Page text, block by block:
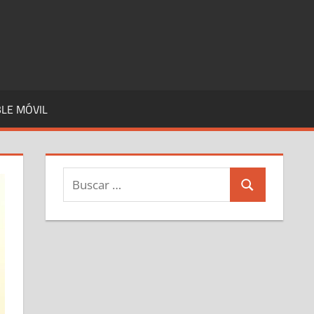
MÓVIL
Buscar:
Buscar